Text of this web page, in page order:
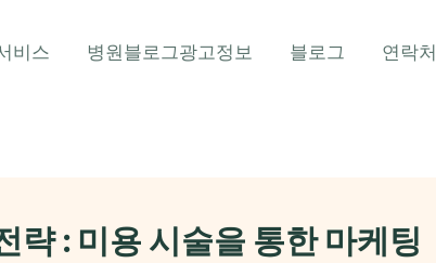
비스 병원블로그광고정보 블로그 연락처
략 : 미용 시술을 통한 마케팅